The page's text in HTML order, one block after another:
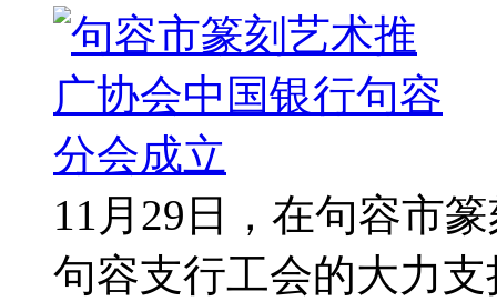
11月29日，在句容市
句容支行工会的大力